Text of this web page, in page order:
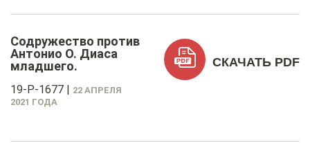
Содружество против
Антонио О. Диаса
младшего.
19-P-1677 | 22 АПРЕЛЯ
2021 ГОДА
СКАЧАТЬ PDF